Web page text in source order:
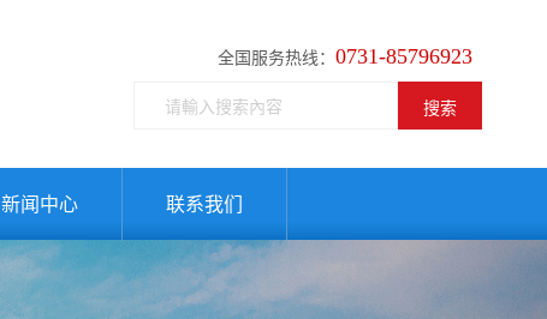
全国服务热线： 0731-85796923
搜索
新闻中心 联系我们